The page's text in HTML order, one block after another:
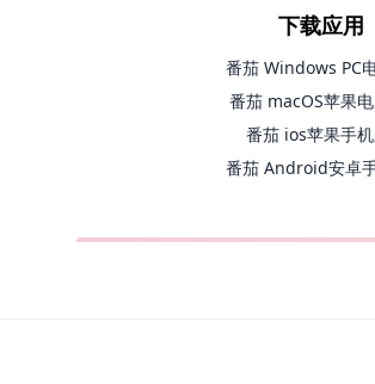
下载应用
番茄 Windows PC
番茄 macOS苹果
番茄 ios苹果手
番茄 Android安卓